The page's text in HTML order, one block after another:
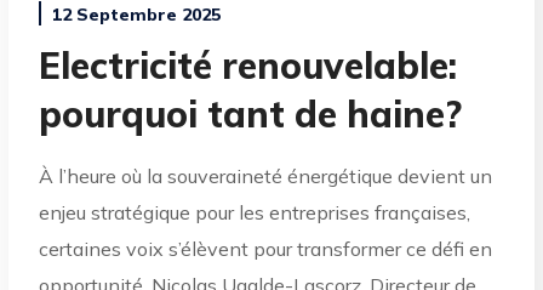
12 Septembre 2025
Electricité renouvelable:
pourquoi tant de haine?
À l’heure où la souveraineté énergétique devient un
enjeu stratégique pour les entreprises françaises,
certaines voix s’élèvent pour transformer ce défi en
opportunité. Nicolas Ugalde-Lascorz, Directeur de